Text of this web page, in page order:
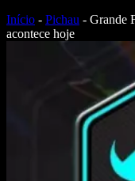
Início - Pichau - Grande
acontece hoje